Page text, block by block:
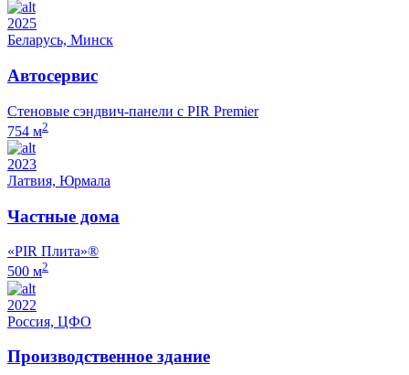
2025
Беларусь, Минск
Автосервис
Стеновые сэндвич-панели с PIR Premier
754 м2
2023
Латвия, Юрмала
Частные дома
«PIR Плита»®
500 м2
2022
Россия, ЦФО
Производственное здание